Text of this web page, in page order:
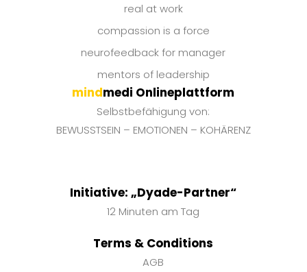
real at work
compassion is a force
neurofeedback for manager
mentors of leadership
mindmedi Onlineplattform
Selbstbefähigung von:
BEWUSSTSEIN – EMOTIONEN – KOHÄRENZ
Initiative: „Dyade-Partner“
12 Minuten am Tag
Terms & Conditions
AGB